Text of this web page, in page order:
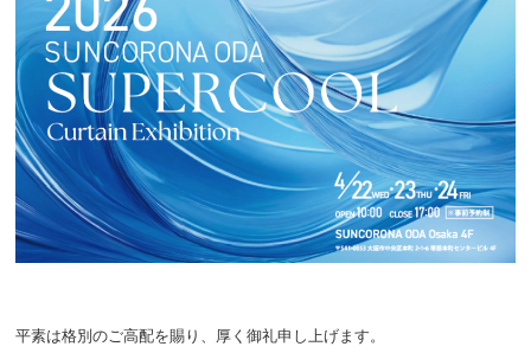
平素は格別のご高配を賜り、厚く御礼申し上げます。